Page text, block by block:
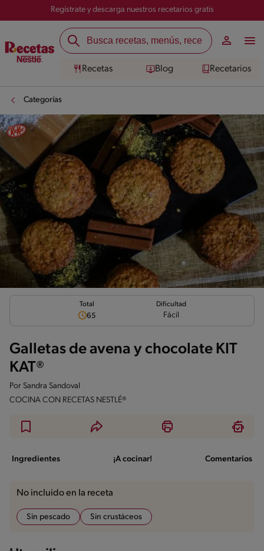
Registrate y descarga nuestros recetarios gratis
Recetas Blog Recetarios
Categorías
Total
65
Dificultad
Fácil
Galletas de avena y chocolate KIT
KAT®
Por Sandra Sandoval
COCINA CON RECETAS NESTLÉ®
Ingredientes ¡A cocinar! Comentarios
No incluido en la receta
Sin pescado Sin crustáceos